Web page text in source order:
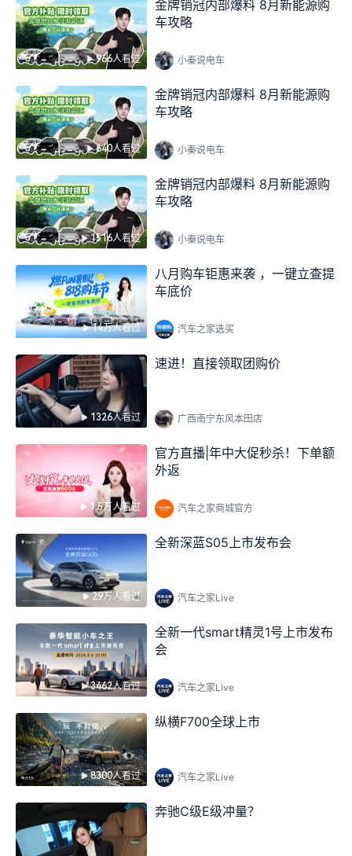
966人看过
金牌销冠内部爆料 8月新能源购
车攻略
小秦说电车
640人看过
金牌销冠内部爆料 8月新能源购
车攻略
小秦说电车
1516人看过
金牌销冠内部爆料 8月新能源购
车攻略
小秦说电车
14万人看过
八月购车钜惠来袭 ，一键立查提
车底价
汽车之家选买
1326人看过
速进！直接领取团购价
广西南宁东风本田店
1.5万人看过
官方直播|年中大促秒杀！下单额
外返
汽车之家商城官方
29万人看过
全新深蓝S05上市发布会
汽车之家Live
3462人看过
全新一代smart精灵1号上市发布
会
汽车之家Live
8300人看过
纵横F700全球上市
汽车之家Live
奔驰C级E级冲量？